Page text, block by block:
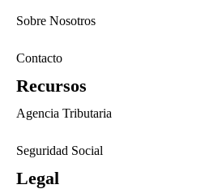
Sobre Nosotros
Contacto
Recursos
Agencia Tributaria
Seguridad Social
Legal